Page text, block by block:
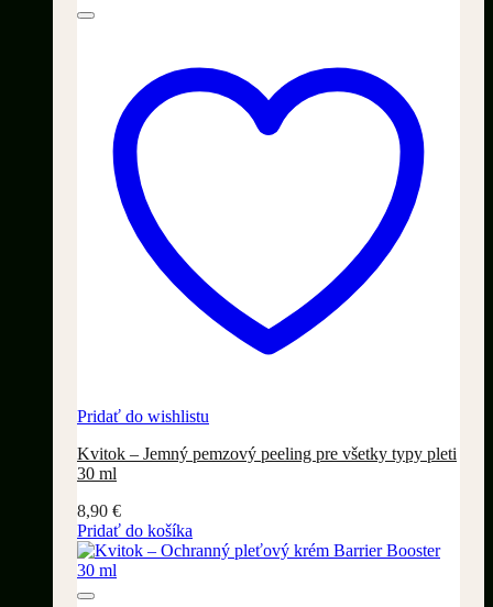
Pridať do wishlistu
Kvitok – Jemný pemzový peeling pre všetky typy pleti
30 ml
8,90 €
Pridať do košíka